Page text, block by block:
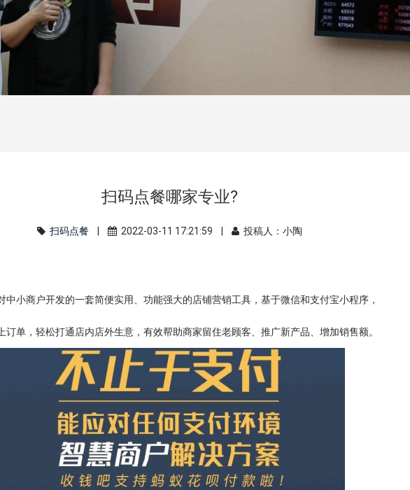
扫码点餐哪家专业?
扫码点餐 | 2022-03-11 17:21:59 | 投稿人：小陶
中小商户开发的一套简便实用、功能强大的店铺营销工具，基于微信和支付宝小程序，
订单，轻松打通店内店外生意，有效帮助商家留住老顾客、推广新产品、增加销售额。